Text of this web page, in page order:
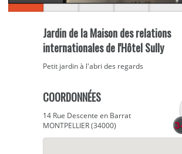
Jardin de la Maison des relations
internationales de l'Hôtel Sully
Petit jardin à l'abri des regards
COORDONNÉES
14 Rue Descente en Barrat
MONTPELLIER (34000)